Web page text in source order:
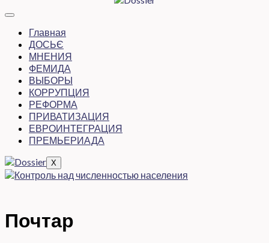
Главная
ДОСЬЄ
МНЕНИЯ
ФЕМИДА
ВЫБОРЫ
КОРРУПЦИЯ
РЕФОРМА
ПРИВАТИЗАЦИЯ
ЕВРОИНТЕГРАЦИЯ
ПРЕМЬЕРИАДА
X
Почтар